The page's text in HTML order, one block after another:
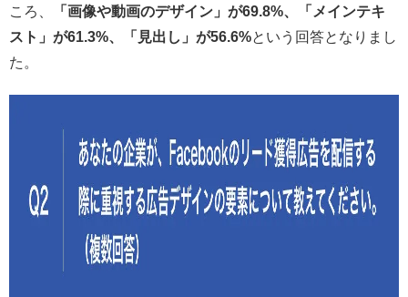
ころ、
「画像や動画のデザイン」が69.8%、「メインテキ
スト」が61.3%、「見出し」が56.6%という回答となりまし
た。